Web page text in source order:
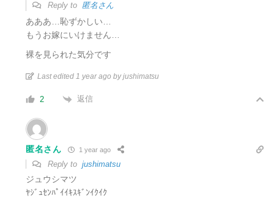
Reply to 匿名さん
あああ…恥ずかしい…
もうお嫁にいけません…
裸を見られた気分です
Last edited 1 year ago by jushimatsu
2 返信
匿名さん 1 year ago
Reply to jushimatsu
ジュウシマツ
ﾔｼﾞｭｾﾝﾊﾟｲｲｷｽｷﾞﾝｲｸｲｸ